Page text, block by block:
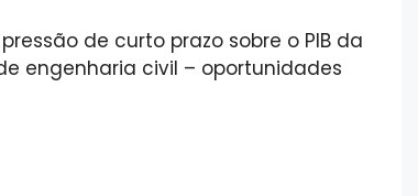
de curto prazo sobre o PIB da
engenharia civil – oportunidades